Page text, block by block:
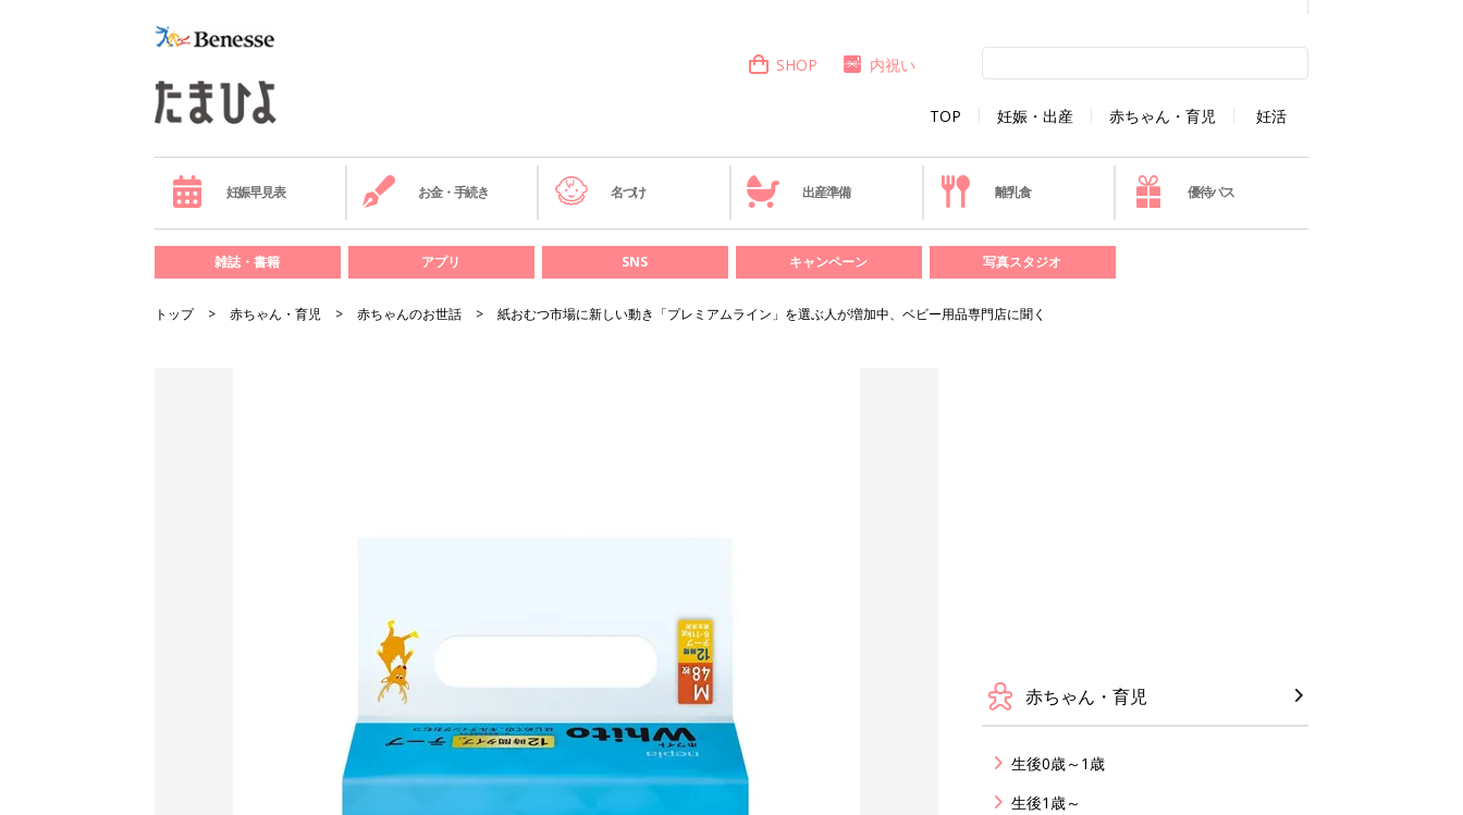
TOP 妊娠・出産 赤ちゃん・育児 妊活
SHOP 内祝い
妊娠早見表 お金・手続き 名づけ 出産準備 離乳食 優待パス
雑誌・書籍 アプリ SNS キャンペーン 写真スタジオ
トップ 赤ちゃん・育児 赤ちゃんのお世話 紙おむつ市場に新しい動き「プレミアムライン」を選ぶ人が増加中、ベビー用品専門店に聞く
赤ちゃん・育児
生後0歳～1歳
生後1歳～